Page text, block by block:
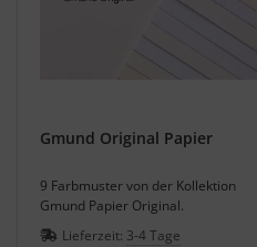
Gmund Original Papier
9 Farbmuster von der Kollektion
Gmund Papier Original.
Lieferzeit: 3-4 Tage